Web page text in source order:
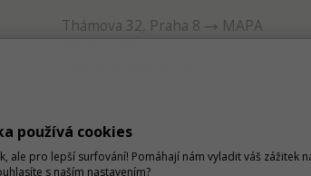
Thámova 32, Praha 8
MAPA
používá cookies
ale pro lepší surfování! Pomáhají nám vyladit váš zážitek
s naším nastavením?